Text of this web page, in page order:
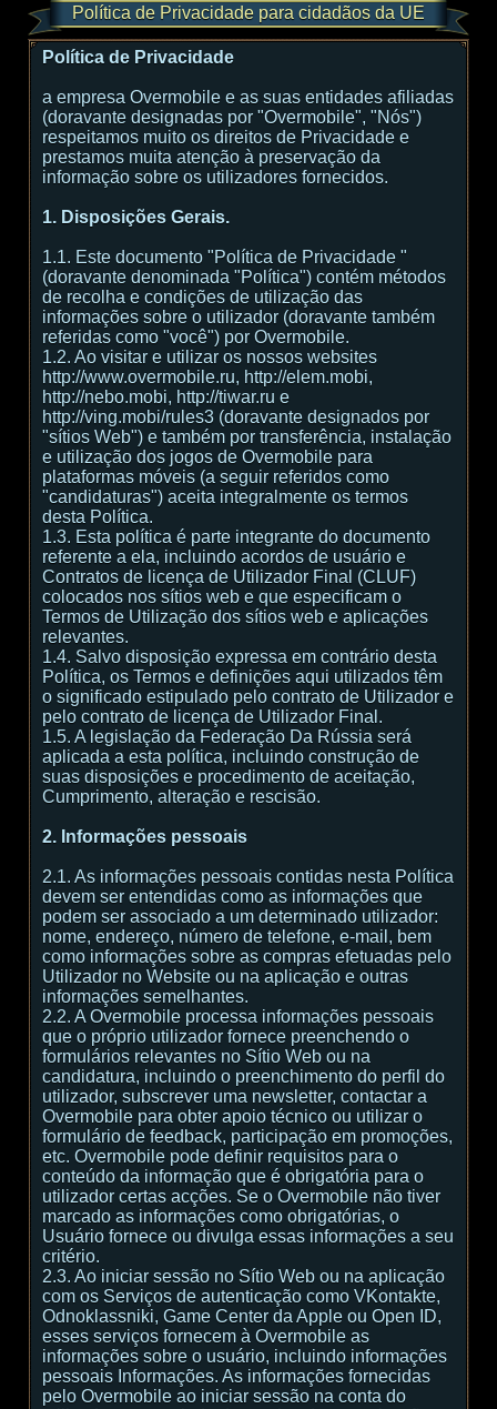
Política de Privacidade para cidadãos da UE
Política de Privacidade
a empresa Overmobile e as suas entidades afiliadas
(doravante designadas por "Overmobile", "Nós")
respeitamos muito os direitos de Privacidade e
prestamos muita atenção à preservação da
informação sobre os utilizadores fornecidos.
1. Disposições Gerais.
1.1. Este documento "Política de Privacidade "
(doravante denominada "Política") contém métodos
de recolha e condições de utilização das
informações sobre o utilizador (doravante também
referidas como "você") por Overmobile.
1.2. Ao visitar e utilizar os nossos websites
http://www.overmobile.ru, http://elem.mobi,
http://nebo.mobi, http://tiwar.ru e
http://ving.mobi/rules3 (doravante designados por
"sítios Web") e também por transferência, instalação
e utilização dos jogos de Overmobile para
plataformas móveis (a seguir referidos como
"candidaturas") aceita integralmente os termos
desta Política.
1.3. Esta política é parte integrante do documento
referente a ela, incluindo acordos de usuário e
Contratos de licença de Utilizador Final (CLUF)
colocados nos sítios web e que especificam o
Termos de Utilização dos sítios web e aplicações
relevantes.
1.4. Salvo disposição expressa em contrário desta
Política, os Termos e definições aqui utilizados têm
o significado estipulado pelo contrato de Utilizador e
pelo contrato de licença de Utilizador Final.
1.5. A legislação da Federação Da Rússia será
aplicada a esta política, incluindo construção de
suas disposições e procedimento de aceitação,
Cumprimento, alteração e rescisão.
2. Informações pessoais
2.1. As informações pessoais contidas nesta Política
devem ser entendidas como as informações que
podem ser associado a um determinado utilizador:
nome, endereço, número de telefone, e-mail, bem
como informações sobre as compras efetuadas pelo
Utilizador no Website ou na aplicação e outras
informações semelhantes.
2.2. A Overmobile processa informações pessoais
que o próprio utilizador fornece preenchendo o
formulários relevantes no Sítio Web ou na
candidatura, incluindo o preenchimento do perfil do
utilizador, subscrever uma newsletter, contactar a
Overmobile para obter apoio técnico ou utilizar o
formulário de feedback, participação em promoções,
etc. Overmobile pode definir requisitos para o
conteúdo da informação que é obrigatória para o
utilizador certas acções. Se o Overmobile não tiver
marcado as informações como obrigatórias, o
Usuário fornece ou divulga essas informações a seu
critério.
2.3. Ao iniciar sessão no Sítio Web ou na aplicação
com os Serviços de autenticação como VKontakte,
Odnoklassniki, Game Center da Apple ou Open ID,
esses serviços fornecem à Overmobile as
informações sobre o usuário, incluindo informações
pessoais Informações. As informações fornecidas
pelo Overmobile ao iniciar sessão na conta do